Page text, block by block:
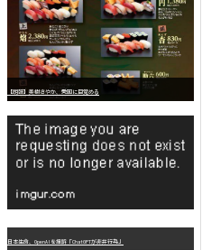
【朗報】美樹さやか、愛国に目覚める
日本生命、OpenAIを提訴「ChatGPTが非弁行為」